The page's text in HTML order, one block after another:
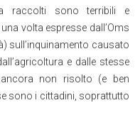
raccolti sono terribili e
volta espresse dall’Oms
sull’inquinamento causato
e dalle stesse
non risolto (e ben
sono i cittadini, soprattutto